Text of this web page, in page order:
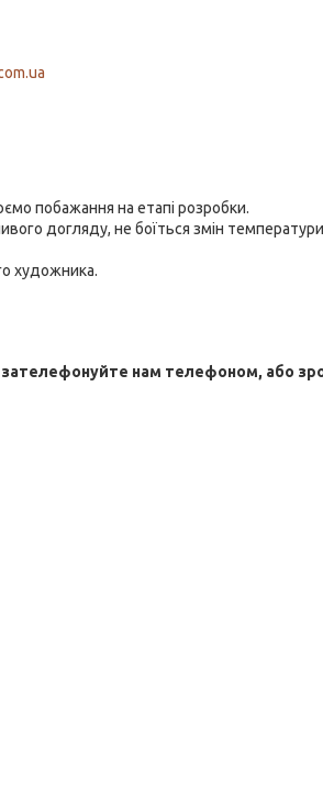
побажання на етапі розробки.
догляду, не боїться змін
художника.
нам телефоном, або